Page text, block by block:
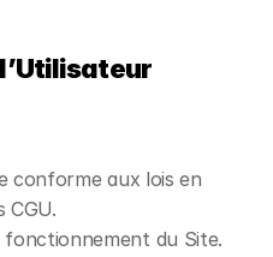
conforme aux lois en
CGU.
du Site.